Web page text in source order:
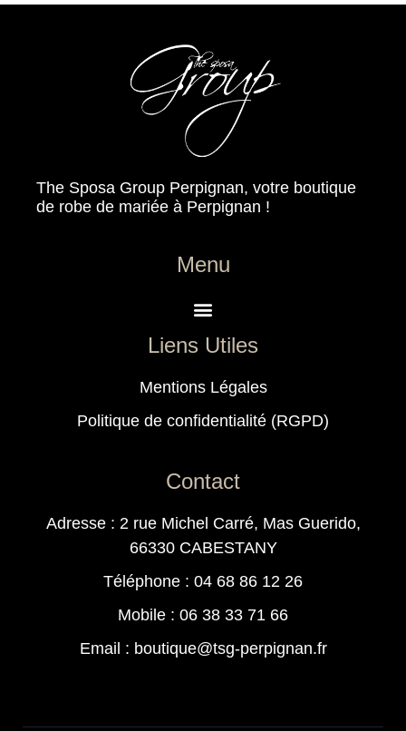
The Sposa Group Perpignan, votre boutique
de robe de mariée à Perpignan !
Menu
Liens Utiles
Mentions Légales
Politique de confidentialité (RGPD)
Contact
Adresse : 2 rue Michel Carré, Mas Guerido,
66330 CABESTANY
Téléphone : 04 68 86 12 26
Mobile : 06 38 33 71 66
Email : boutique@tsg-perpignan.fr